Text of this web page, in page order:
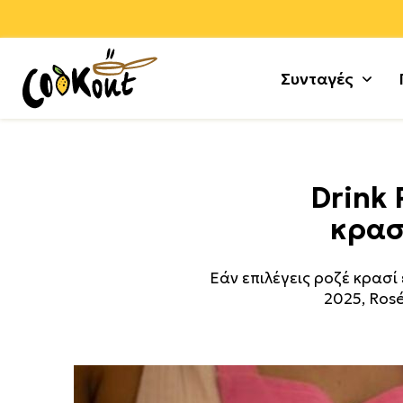
Συνταγές
Αρνί +
Μους
Drink
Εάν επιλέγεις ροζέ
2025,